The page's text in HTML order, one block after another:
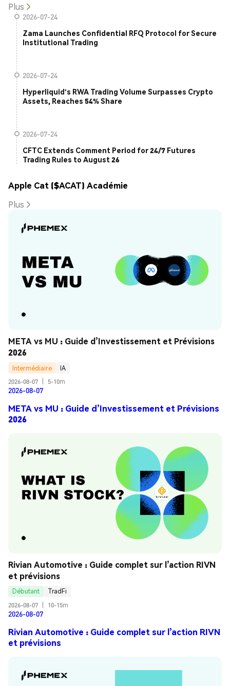
Plus
2026-07-24
Zama Launches Confidential RFQ Protocol for Secure
Institutional Trading
2026-07-24
Hyperliquid's RWA Trading Volume Surpasses Crypto
Assets, Reaches 54% Share
2026-07-24
CFTC Extends Comment Period for 24/7 Futures
Trading Rules to August 26
Apple Cat ($ACAT) Académie
Plus
META vs MU : Guide d’Investissement et Prévisions
2026
Intermédiaire
IA
2026-08-07
5-10m
2026-08-07
META vs MU : Guide d’Investissement et Prévisions
2026
Rivian Automotive : Guide complet sur l’action RIVN
et prévisions
Débutant
TradFi
2026-08-07
10-15m
2026-08-07
Rivian Automotive : Guide complet sur l’action RIVN
et prévisions